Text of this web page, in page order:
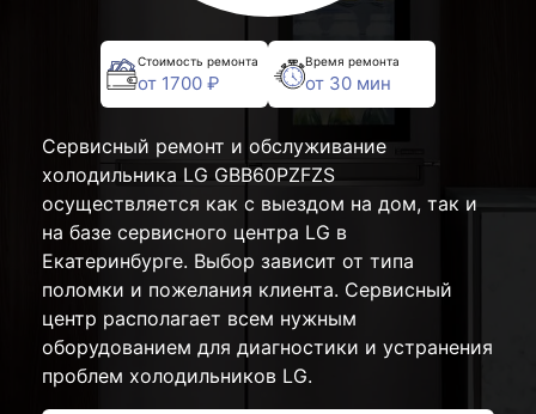
Стоимость ремонта
от 1700 ₽
Время ремонта
от 30 мин
Сервисный ремонт и обслуживание
холодильника LG GBB60PZFZS
осуществляется как с выездом на дом, так и
на базе сервисного центра LG в
Екатеринбурге. Выбор зависит от типа
поломки и пожелания клиента. Сервисный
центр располагает всем нужным
оборудованием для диагностики и устранения
проблем холодильников LG.